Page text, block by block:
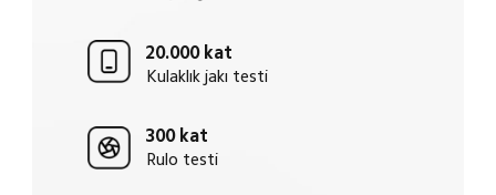
20.000 kat
Kulaklık jakı testi
300 kat
Rulo testi